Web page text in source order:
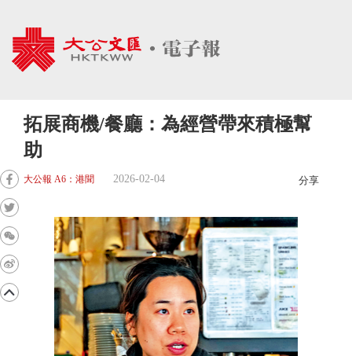
拓展商機/餐廳：為經營帶來積極幫
助
大公報 A6：港聞 2026-02-04 分享